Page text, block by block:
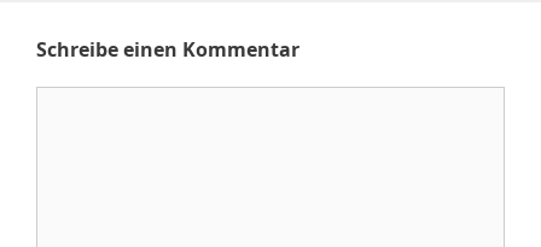
Schreibe einen Kommentar